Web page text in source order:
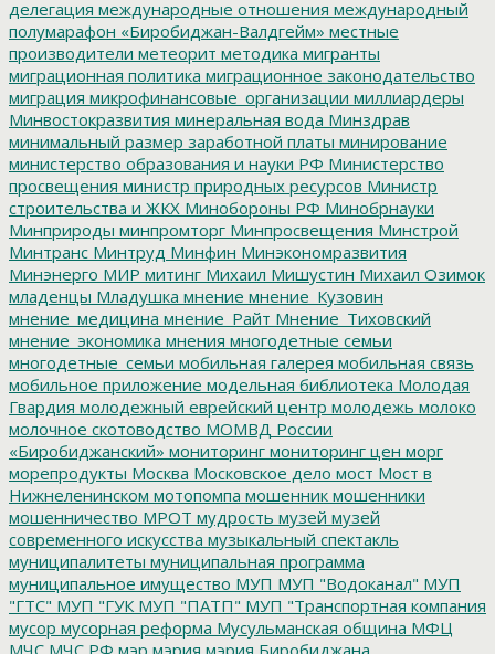
делегация международные отношения международный
полумарафон «Биробиджан-Валдгейм» местные
производители метеорит методика мигранты
миграционная политика миграционное законодательство
миграция микрофинансовые_организации миллиардеры
Минвостокразвития минеральная вода Минздрав
минимальный размер заработной платы минирование
министерство образования и науки РФ Министерство
просвещения министр природных ресурсов Министр
строительства и ЖКХ Минобороны РФ Минобрнауки
Минприроды минпромторг Минпросвещения Минстрой
Минтранс Минтруд Минфин Минэкономразвития
Минэнерго МИР митинг Михаил Мишустин Михаил Озимок
младенцы Младушка мнение мнение_Кузовин
мнение_медицина мнение_Райт Мнение_Тиховский
мнение_экономика мнения многодетные семьи
многодетные_семьи мобильная галерея мобильная связь
мобильное приложение модельная библиотека Молодая
Гвардия молодежный еврейский центр молодежь молоко
молочное скотоводство МОМВД России
«Биробиджанский» мониторинг мониторинг цен морг
морепродукты Москва Московское дело мост Мост в
Нижнеленинском мотопомпа мошенник мошенники
мошенничество МРОТ мудрость музей музей
современного искусства музыкальный спектакль
муниципалитеты муниципальная программа
муниципальное имущество МУП МУП "Водоканал" МУП
"ГТС" МУП "ГУК МУП "ПАТП" МУП "Транспортная компания
мусор мусорная реформа Мусульманская община МФЦ
МЧС МЧС РФ мэр мэрия мэрия Биробиджана